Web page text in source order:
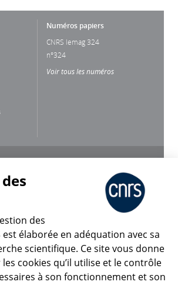
Numéros papiers
CNRS lemag 324
n°324
Voir tous les numéros
CNRS Le Mag
des
est élaborée en adéquation avec sa
scientifique. Ce site vous donne
cookies qu’il utilise et le contrôle
à son fonctionnement et son